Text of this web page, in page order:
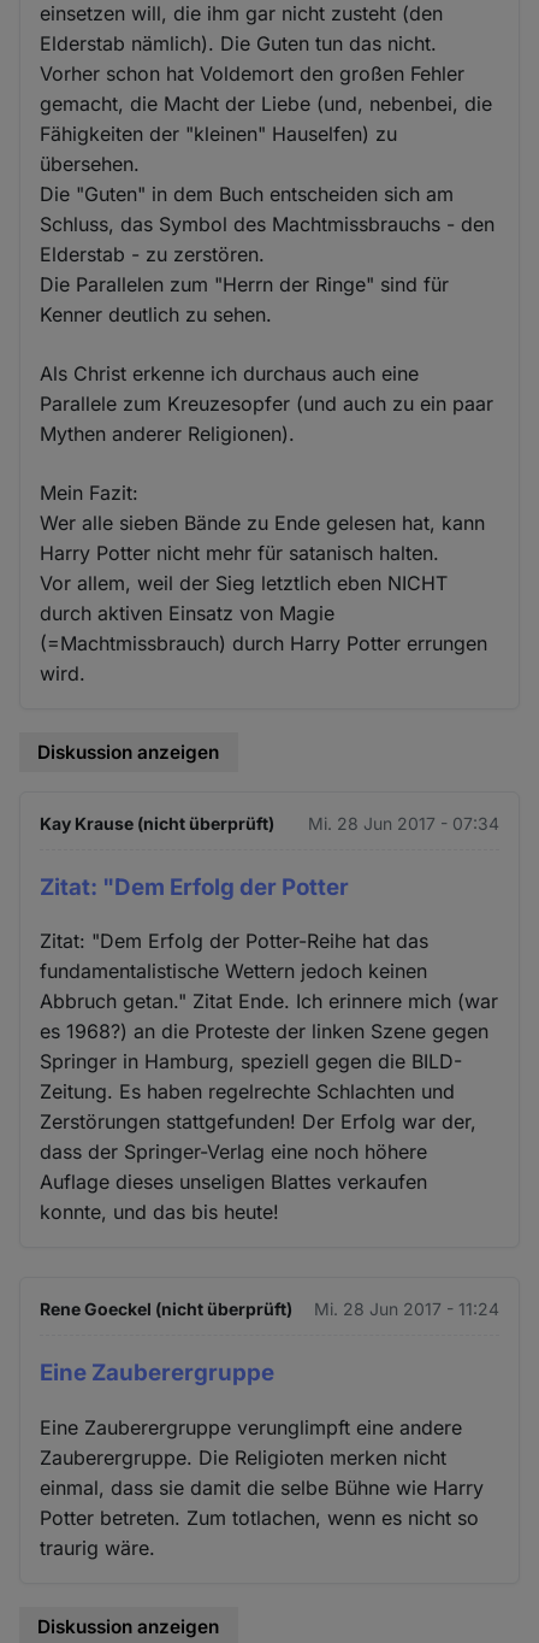
einsetzen will, die ihm gar nicht zusteht (den
Elderstab nämlich). Die Guten tun das nicht.
Vorher schon hat Voldemort den großen Fehler
gemacht, die Macht der Liebe (und, nebenbei, die
Fähigkeiten der "kleinen" Hauselfen) zu
übersehen.
Die "Guten" in dem Buch entscheiden sich am
Schluss, das Symbol des Machtmissbrauchs - den
Elderstab - zu zerstören.
Die Parallelen zum "Herrn der Ringe" sind für
Kenner deutlich zu sehen.
Als Christ erkenne ich durchaus auch eine
Parallele zum Kreuzesopfer (und auch zu ein paar
Mythen anderer Religionen).
Mein Fazit:
Wer alle sieben Bände zu Ende gelesen hat, kann
Harry Potter nicht mehr für satanisch halten.
Vor allem, weil der Sieg letztlich eben NICHT
durch aktiven Einsatz von Magie
(=Machtmissbrauch) durch Harry Potter errungen
wird.
Diskussion anzeigen
Kay Krause (nicht überprüft) Mi. 28 Jun 2017 - 07:34
Zitat: "Dem Erfolg der Potter
Zitat: "Dem Erfolg der Potter-Reihe hat das
fundamentalistische Wettern jedoch keinen
Abbruch getan." Zitat Ende. Ich erinnere mich (war
es 1968?) an die Proteste der linken Szene gegen
Springer in Hamburg, speziell gegen die BILD-
Zeitung. Es haben regelrechte Schlachten und
Zerstörungen stattgefunden! Der Erfolg war der,
dass der Springer-Verlag eine noch höhere
Auflage dieses unseligen Blattes verkaufen
konnte, und das bis heute!
Rene Goeckel (nicht überprüft) Mi. 28 Jun 2017 - 11:24
Eine Zauberergruppe
Eine Zauberergruppe verunglimpft eine andere
Zauberergruppe. Die Religioten merken nicht
einmal, dass sie damit die selbe Bühne wie Harry
Potter betreten. Zum totlachen, wenn es nicht so
traurig wäre.
Diskussion anzeigen